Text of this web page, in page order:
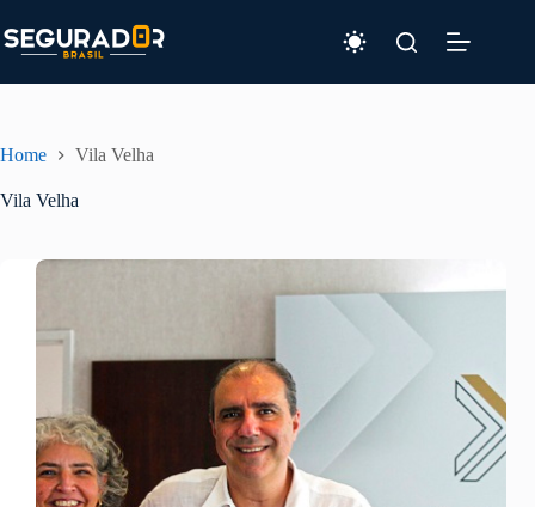
para
o
Home Vila Velha
Vila Velha